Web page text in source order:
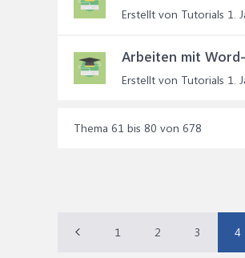
Erstellt von Tutorials 1.
Arbeiten mit
Erstellt von Tutorials 1.
Thema 61 bis 80 von 678
1 2 3 4